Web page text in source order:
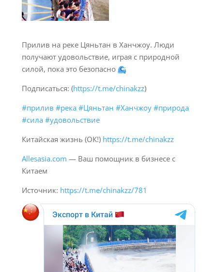
Прилив на реке Цяньтан в Ханчжоу. Люди
получают удовольствие, играя с природной
силой, пока это безопасно
Подписаться: (https://t.me/chinakzz)
#прилив #река #Цяньтан #Ханчжоу #природа
#сила #удовольствие
Китайская жизнь (ОК!) https://t.me/chinakzz
Allesasia.com — Ваш помощник в бизнесе с
Китаем
Источник: https://t.me/chinakzz/781